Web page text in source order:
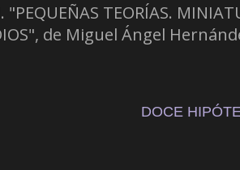
"PEQUEÑAS TEORÍAS.
de Miguel Ángel
DOCE